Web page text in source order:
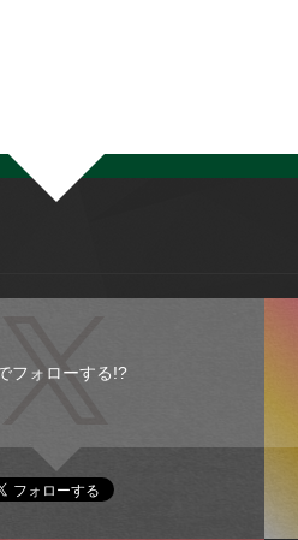
フォローする!?